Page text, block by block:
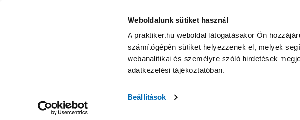
Weboldalunk sütiket használ
A praktiker.hu weboldal látogatásakor Ön
számítógépén sütiket helyezzenek el, melyek
webanalitikai és személyre szóló hirdetések
adatkezelési tájékoztatóban.
Beállítások